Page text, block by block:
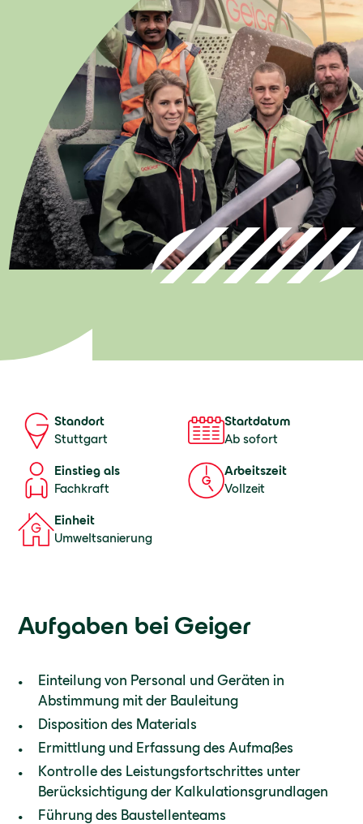
Standort
Stuttgart
Startdatum
Ab sofort
Einstieg als
Fachkraft
Arbeitszeit
Vollzeit
Einheit
Umweltsanierung
Aufgaben bei Geiger
Einteilung von Personal und Geräten in
Abstimmung mit der Bauleitung
Disposition des Materials
Ermittlung und Erfassung des Aufmaßes
Kontrolle des Leistungsfortschrittes unter
Berücksichtigung der Kalkulationsgrundlagen
Führung des Baustellenteams